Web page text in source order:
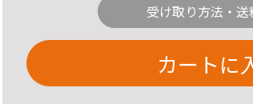
受け取り方法・送
カートに